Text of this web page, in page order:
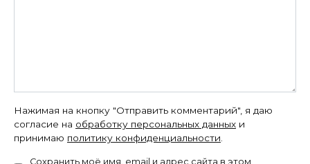
Нажимая на кнопку "Отправить комментарий", я даю
согласие на обработку персональных данных и
принимаю политику конфиденциальности
Сохранить моё имя, email и адрес сайта в этом